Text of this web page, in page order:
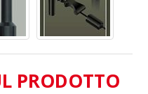
PRODOTTO